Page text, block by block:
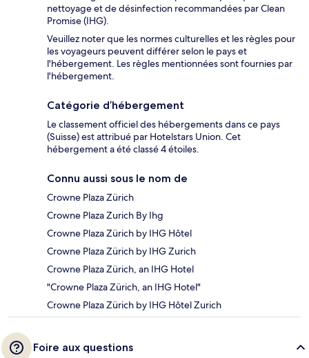
nettoyage et de désinfection recommandées par Clean
Promise (IHG).
Veuillez noter que les normes culturelles et les règles pour
les voyageurs peuvent différer selon le pays et
l'hébergement. Les règles mentionnées sont fournies par
l'hébergement.
Catégorie d’hébergement
Le classement officiel des hébergements dans ce pays
(Suisse) est attribué par Hotelstars Union. Cet
hébergement a été classé 4 étoiles.
Connu aussi sous le nom de
Crowne Plaza Zürich
Crowne Plaza Zurich By Ihg
Crowne Plaza Zürich by IHG Hôtel
Crowne Plaza Zürich by IHG Zurich
Crowne Plaza Zürich, an IHG Hotel
"Crowne Plaza Zürich, an IHG Hotel"
Crowne Plaza Zürich by IHG Hôtel Zurich
Foire aux questions